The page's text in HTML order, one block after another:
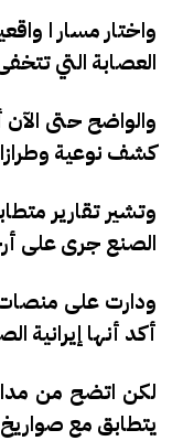
واختار مسار ا
العصابة التي
والواضح حتى
كشف نوعية
وتشير تقارير
الصنع جرى على
ودارت على
أكد أنها إيرانية
لكن اتضح من
يتطابق مع صواريخ